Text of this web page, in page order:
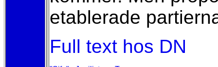
etablerade
Full text hos DN